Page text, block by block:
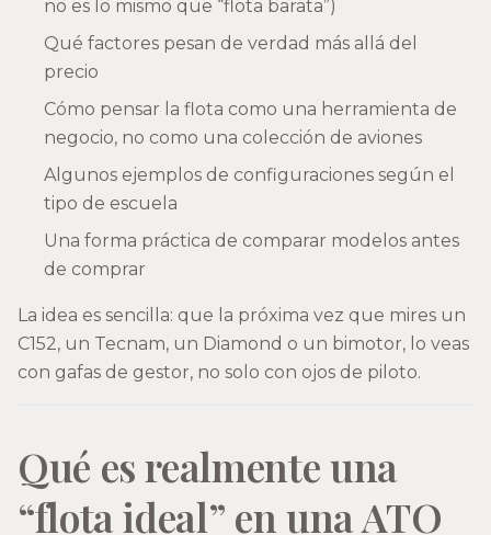
no es lo mismo que “flota barata”)
Qué factores pesan de verdad más allá del
precio
Cómo pensar la flota como una herramienta de
negocio, no como una colección de aviones
Algunos ejemplos de configuraciones según el
tipo de escuela
Una forma práctica de comparar modelos antes
de comprar
La idea es sencilla: que la próxima vez que mires un
C152, un Tecnam, un Diamond o un bimotor, lo veas
con gafas de gestor, no solo con ojos de piloto.
Qué es realmente una
“flota ideal” en una ATO